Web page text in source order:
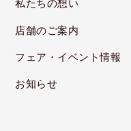
私たちの想い
店舗のご案内
フェア・イベント情報
お知らせ